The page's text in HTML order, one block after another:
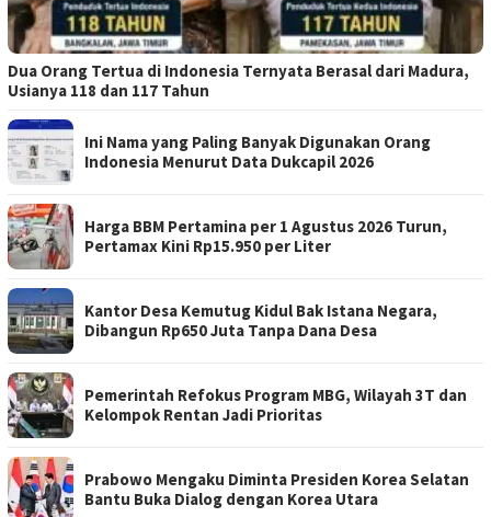
Dua Orang Tertua di Indonesia Ternyata Berasal dari Madura,
Usianya 118 dan 117 Tahun
Ini Nama yang Paling Banyak Digunakan Orang
Indonesia Menurut Data Dukcapil 2026
Harga BBM Pertamina per 1 Agustus 2026 Turun,
Pertamax Kini Rp15.950 per Liter
Kantor Desa Kemutug Kidul Bak Istana Negara,
Dibangun Rp650 Juta Tanpa Dana Desa
Pemerintah Refokus Program MBG, Wilayah 3T dan
Kelompok Rentan Jadi Prioritas
Prabowo Mengaku Diminta Presiden Korea Selatan
Bantu Buka Dialog dengan Korea Utara